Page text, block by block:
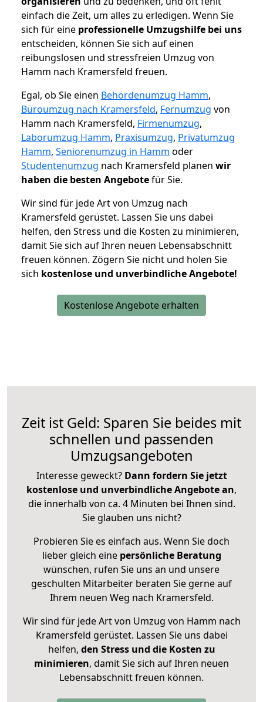
einfach die Zeit, um alles zu erledigen. Wenn Sie
sich für eine professionelle Umzugshilfe bei uns
entscheiden, können Sie sich auf einen
reibungslosen und stressfreien Umzug von
Hamm nach Kramersfeld freuen.
Egal, ob Sie einen Behördenumzug Hamm,
Büroumzug nach Kramersfeld, Fernumzug von
Hamm nach Kramersfeld, Firmenumzug,
Laborumzug Hamm, Praxisumzug, Privatumzug
Hamm, Seniorenumzug in Hamm oder
Studentenumzug nach Kramersfeld planen wir
haben die besten Angebotefür Sie.
Wir sind für jede Art von Umzug nach
Kramersfeld gerüstet. Lassen Sie uns dabei
helfen, den Stress und die Kosten zu minimieren,
damit Sie sich auf Ihren neuen Lebensabschnitt
freuen können. Zögern Sie nicht und holen Sie
sich kostenlose und unverbindliche Angebote!
Kostenlose Angebote erhalten
Zeit ist Geld: Sparen Sie beides mit
schnellen und passenden
Umzugsangeboten
Interesse geweckt? Dann fordern Sie jetzt
kostenlose und unverbindliche Angebote an,
die innerhalb von ca. 4 Minuten bei Ihnen sind.
Sie glauben uns nicht?
Probieren Sie es einfach aus. Wenn Sie doch
lieber gleich eine persönliche Beratung
wünschen, rufen Sie uns an und unsere
geschulten Mitarbeiter beraten Sie gerne auf
Ihrem neuen Weg nach Kramersfeld.
Wir sind für jede Art von Umzug von Hamm nach
Kramersfeld gerüstet. Lassen Sie uns dabei
helfen, den Stress und die Kosten zu
minimieren, damit Sie sich auf Ihren neuen
Lebensabschnitt freuen können.